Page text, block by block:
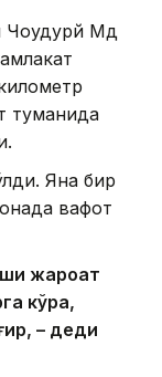
Мд
туманида
Яна бир
вафот
жароҳат
кўра,
– деди